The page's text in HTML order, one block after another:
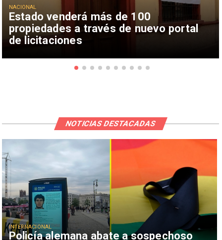
Estado venderá más de 100
propiedades a través de nuevo portal
de licitaciones
NACIONAL
Policía alemana abate a sospechoso
INTERNACIONAL
NOTICIAS DESTACADAS